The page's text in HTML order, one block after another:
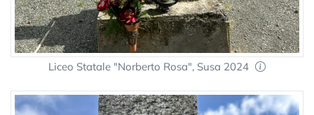
Liceo Statale "Norberto Rosa", Susa 2024